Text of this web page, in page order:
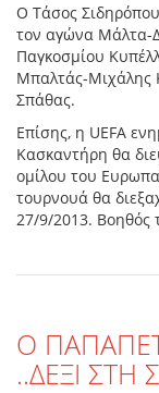
Ο Τάσος
τον αγώνα Μάλτα-
Παγκοσμίου
Μπαλτάς-Μιχάλης
Σπάθας.
Επίσης, η UEFA
Κασκαντήρη θα
ομίλου του
τουρνουά θα
27/9/2013. Βοηθός
O
..ΔΕΞΙ ΣΤΗ